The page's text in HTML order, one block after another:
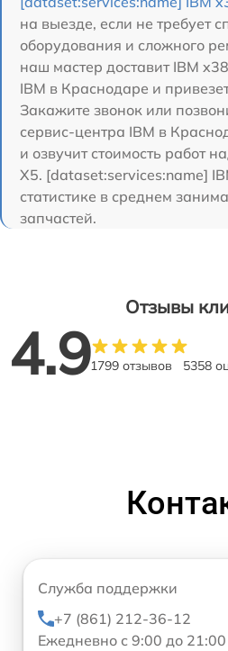
на выезде, если не требует
оборудования и сложного
наш мастер доставит IBM
IBM в Краснодаре и
Закажите звонок или
сервис-центра IBM в
и озвучит стоимость работ
X5. [dataset:services:name]
статистике в среднем
запчастей.
Отзывы
4.91799 отзывов 5358
Служба поддержки
+7 (861) 212-36-12
Ежедневно с 9:00 до 21:00